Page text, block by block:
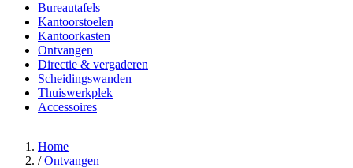
Bureautafels
Kantoorstoelen
Kantoorkasten
Ontvangen
Directie & vergaderen
Scheidingswanden
Thuiswerkplek
Accessoires
Home
/ Ontvangen